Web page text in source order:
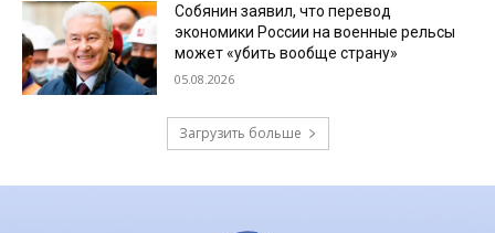
Собянин заявил, что перевод
экономики России на военные рельсы
может «убить вообще страну»
05.08.2026
Загрузить больше